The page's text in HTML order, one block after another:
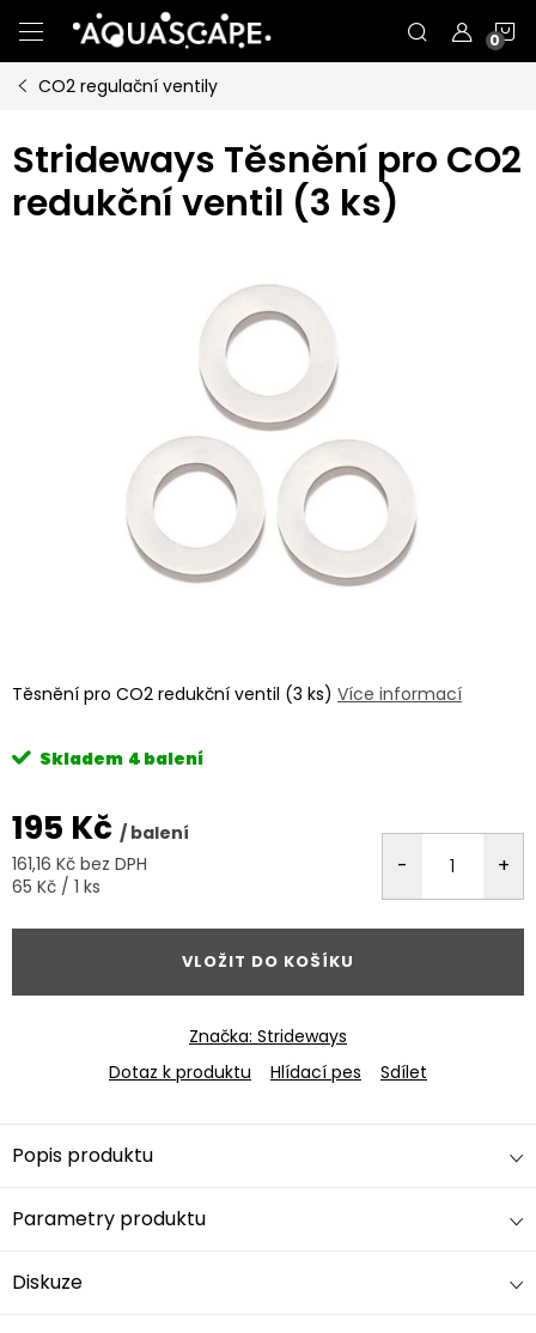
na
obsah
CO2 regulační ventily
Strideways Těsnění pro CO2
redukční ventil (3 ks)
Těsnění pro CO2 redukční ventil (3 ks) Více informací
Skladem 4 balení
195 Kč / balení
161,16 Kč bez DPH
Měrná
65 Kč / 1 ks
VLOŽIT DO KOŠÍKU
Značka: Strideways
Dotaz k produktu
Hlídací pes Sdílet
Popis produktu
Parametry produktu
Diskuze